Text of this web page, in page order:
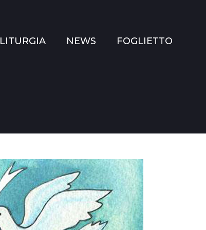
LITURGIA NEWS FOGLIETTO